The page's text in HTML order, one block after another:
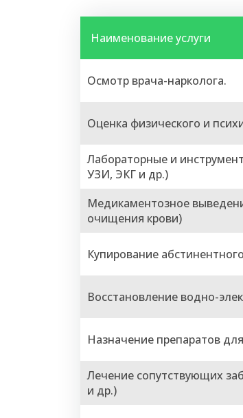
Наименование услуги
Осмотр врача-нарколога.
Оценка физического и
Лабораторные и
УЗИ, ЭКГ и др.)
Медикаментозное
очищения крови)
Купирование
Восстановление водно-
Назначение препаратов
Лечение сопутствующих
и др.)